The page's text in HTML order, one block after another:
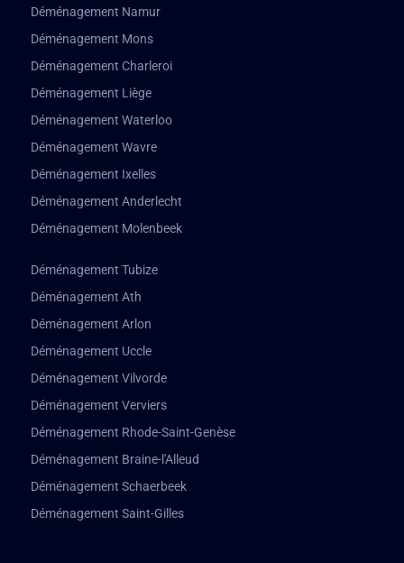
Déménagement Namur
Déménagement Mons
Déménagement Charleroi
Déménagement Liège
Déménagement Waterloo
Déménagement Wavre
Déménagement Ixelles
Déménagement Anderlecht
Déménagement Molenbeek
Déménagement Tubize
Déménagement Ath
Déménagement Arlon
Déménagement Uccle
Déménagement Vilvorde
Déménagement Verviers
Déménagement Rhode-Saint-Genèse
Déménagement Braine-l'Alleud
Déménagement Schaerbeek
Déménagement Saint-Gilles